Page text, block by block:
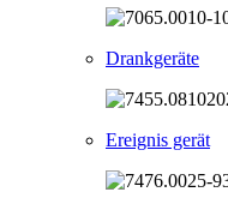
Drankgeräte
Ereignis gerät